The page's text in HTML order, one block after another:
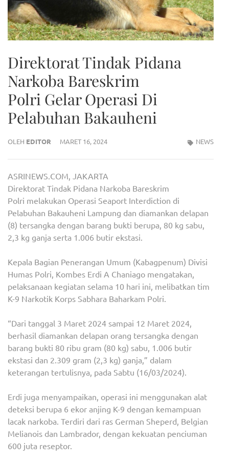
Direktorat Tindak Pidana
Narkoba Bareskrim
Polri Gelar Operasi Di
Pelabuhan Bakauheni
OLEH EDITOR MARET 16, 2024 NEWS
ASRINEWS.COM, JAKARTA
Direktorat Tindak Pidana Narkoba Bareskrim
Polri melakukan Operasi Seaport Interdiction di
Pelabuhan Bakauheni Lampung dan diamankan delapan
(8) tersangka dengan barang bukti berupa, 80 kg sabu,
2,3 kg ganja serta 1.006 butir ekstasi.
Kepala Bagian Penerangan Umum (Kabagpenum) Divisi
Humas Polri, Kombes Erdi A Chaniago mengatakan,
pelaksanaan kegiatan selama 10 hari ini, melibatkan tim
K-9 Narkotik Korps Sabhara Baharkam Polri.
“Dari tanggal 3 Maret 2024 sampai 12 Maret 2024,
berhasil diamankan delapan orang tersangka dengan
barang bukti 80 ribu gram (80 kg) sabu, 1.006 butir
ekstasi dan 2.309 gram (2,3 kg) ganja,” dalam
keterangan tertulisnya, pada Sabtu (16/03/2024).
Erdi juga menyampaikan, operasi ini menggunakan alat
deteksi berupa 6 ekor anjing K-9 dengan kemampuan
lacak narkoba. Terdiri dari ras German Sheperd, Belgian
Melianois dan Lambrador, dengan kekuatan penciuman
600 juta reseptor.